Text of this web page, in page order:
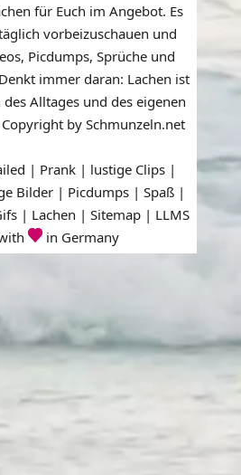
für Euch im Angebot. Es
vorbeizuschauen und
Picdumps, Sprüche und
immer daran: Lachen ist
Alltages und des eigenen
by Schmunzeln.net
| Prank | lustige Clips |
Bilder | Picdumps | Spaß |
| Lachen | Sitemap | LLMS
in Germany